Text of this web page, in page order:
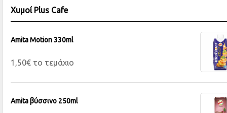
Χυμοί Plus Cafe
Amita Motion 330ml
1,50€ το τεμάχιο
Amita βύσσινο 250ml